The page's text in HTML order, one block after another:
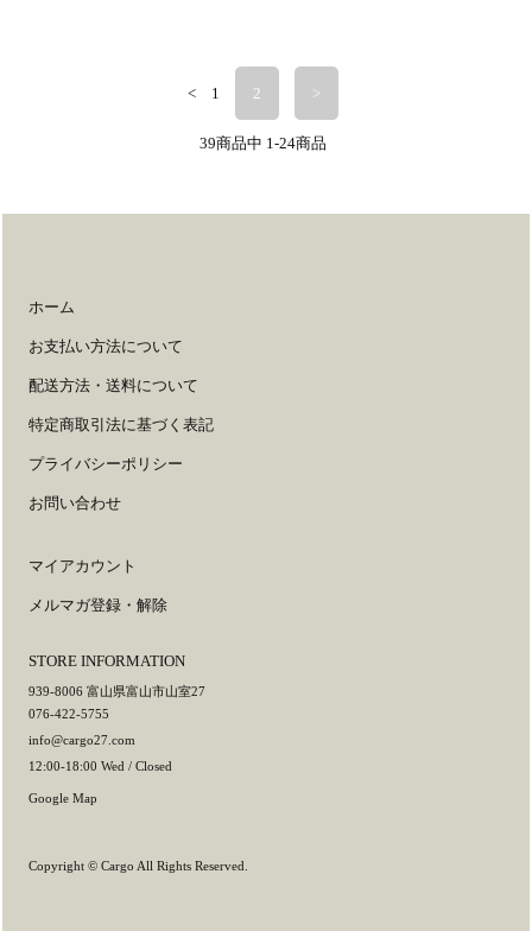
< 1 2 >
39商品中 1-24商品
ホーム
お支払い方法について
配送方法・送料について
特定商取引法に基づく表記
プライバシーポリシー
お問い合わせ
マイアカウント
メルマガ登録・解除
STORE INFORMATION
939-8006 富山県富山市山室27
076-422-5755
info@cargo27.com
12:00-18:00 Wed / Closed
Google Map
Copyright ©Cargo All Rights Reserved.